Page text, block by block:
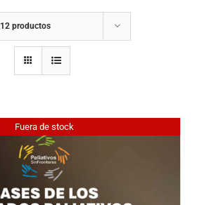
12 productos
Fuera de stock